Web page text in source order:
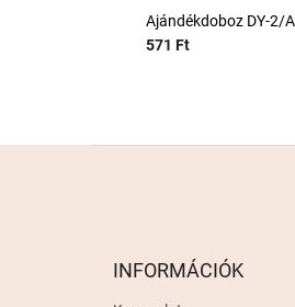
Ajándékdoboz DY-2/
571 Ft
INFORMÁCIÓK